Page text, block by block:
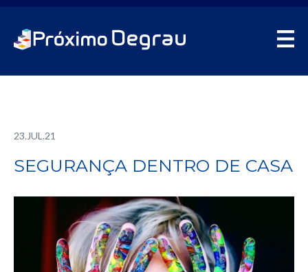
23.JUL.21
SEGURANÇA DENTRO DE CASA